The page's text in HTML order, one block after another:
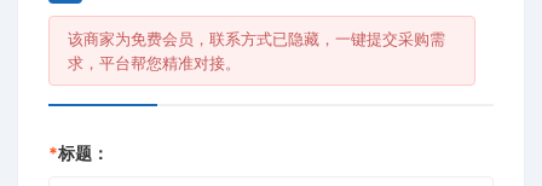
该商家为免费会员，联系方式已隐藏，一键提交采购需
求，平台帮您精准对接。
*标题：